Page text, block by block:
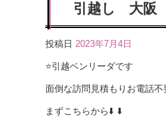
引越し 大阪
投稿日 2023年7月4日
⭐️引越ベンリーダです
面倒な訪問見積もりお電話
️まずこちらから⬇️ ⬇️